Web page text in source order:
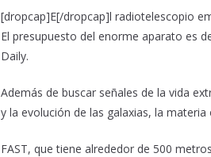
[dropcap]E[/dropcap]l radiotelescopio
El presupuesto del enorme aparato es
Daily.
Además de buscar señales de la vida
y la evolución de las galaxias, la
FAST, que tiene alrededor de 500